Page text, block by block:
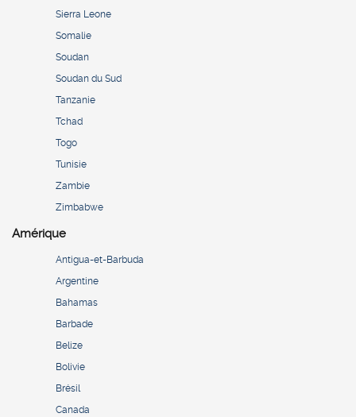
Sierra Leone
Somalie
Soudan
Soudan du Sud
Tanzanie
Tchad
Togo
Tunisie
Zambie
Zimbabwe
Amérique
Antigua-et-Barbuda
Argentine
Bahamas
Barbade
Belize
Bolivie
Brésil
Canada